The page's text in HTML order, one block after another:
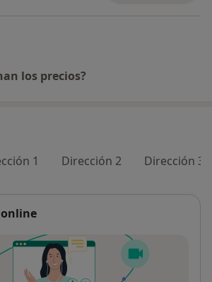
los precios?
1 Dirección 2 Dirección 3